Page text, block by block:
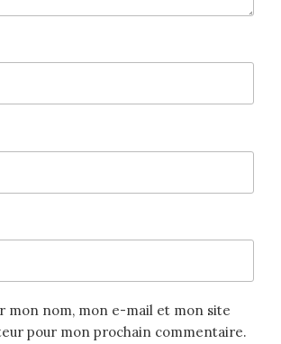
mon nom, mon e-mail et mon site
pour mon prochain commentaire.